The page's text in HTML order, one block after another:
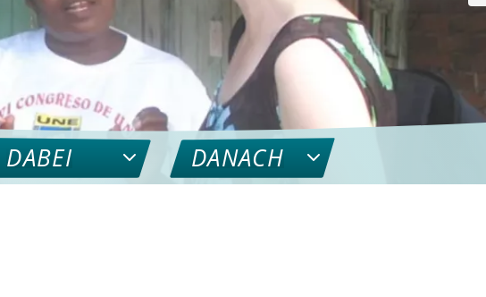
DABEI DANACH